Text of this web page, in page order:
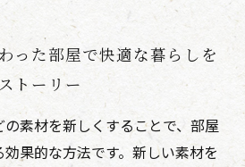
った部屋で快適な暮らしを
トーリー
素材を新しくすることで、部屋
果的な方法です。新しい素材を